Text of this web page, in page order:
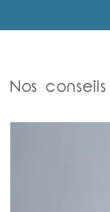
Nos conseils